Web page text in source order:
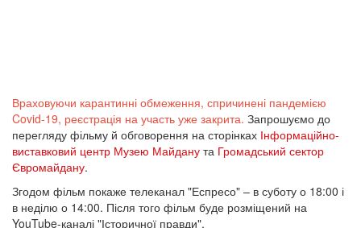
Враховуючи карантинні обмеження, спричинені пандемією
Covid-19, реєстрація на участь уже закрита. Запрошуємо до
перегляду фільму й обговорення на сторінках Інформаційно-
виставковий центр Музею Майдану та Громадський сектор
Євромайдану.
Згодом фільм покаже телеканал "Еспресо" – в суботу о 18:00 і
в неділю о 14:00. Після того фільм буде розміщений на
YouTube-каналі "Історичної правди".